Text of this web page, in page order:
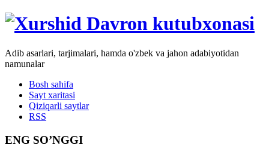
Adib asarlari, tarjimalari, hamda o'zbek va jahon adabiyotidan
namunalar
Bosh sahifa
Sayt xaritasi
Qiziqarli saytlar
RSS
ENG SO’NGGI